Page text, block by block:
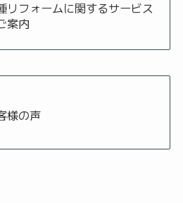
リフォームに関するサービス
案内
様の声